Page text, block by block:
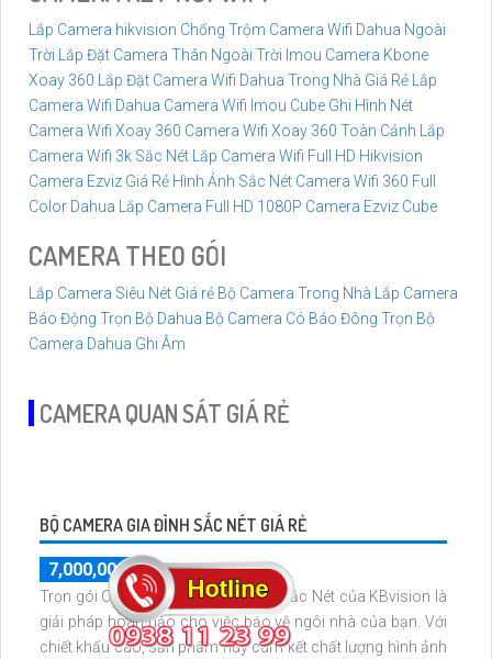
Lắp Camera hikvision Chống Trộm Camera Wifi Dahua Ngoài
Trời
Lắp Đặt Camera Thân Ngoài Trời Imou Camera Kbone
Xoay 360
Lắp Đặt Camera Wifi Dahua Trong Nhà Giá Rẻ
Lắp
Camera Wifi Dahua Camera Wifi Imou Cube Ghi Hình Nét
Camera Wifi Xoay 360 Camera Wifi Xoay 360 Toàn Cảnh
Lắp
Camera Wifi 3k Sắc Nét
Lắp Camera Wifi Full HD Hikvision
Camera Ezviz Giá Rẻ Hình Ảnh Sắc Nét Camera Wifi 360 Full
Color Dahua
Lắp Camera Full HD 1080P Camera Ezviz Cube
CAMERA THEO GÓI
Lắp Camera Siêu Nét Giá rẻ Bộ Camera Trong Nhà
Lắp Camera
Báo Động Trọn Bộ Dahua Bộ Camera Có Báo Đông Trọn Bộ
Camera Dahua Ghi Âm
CAMERA QUAN SÁT GIÁ RẺ